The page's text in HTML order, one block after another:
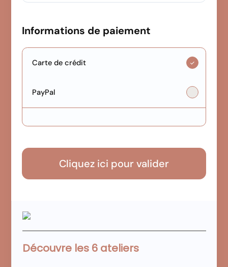
Informations de paiement
Carte de crédit
PayPal
Cliquez ici pour valider
Découvre les 6 ateliers